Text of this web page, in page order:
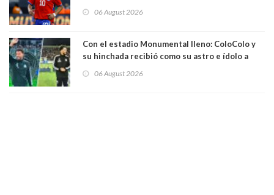
06 August 2026
Con el estadio Monumental lleno: ColoColo y
su hinchada recibió como su astro e ídolo a
06 August 2026